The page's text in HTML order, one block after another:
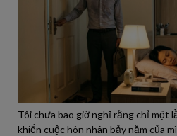
Tôi chưa bao giờ nghĩ rằng chỉ một
khiến cuộc hôn nhân bảy năm của